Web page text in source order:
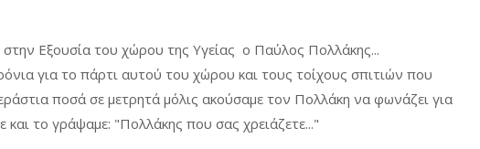
Εξουσία του χώρου της Υγείας ο Παύλος Πολλάκης...
για το πάρτι αυτού του χώρου και τους τοίχους σπιτιών που
ποσά σε μετρητά μόλις ακούσαμε τον Πολλάκη να φωνάζει για
το γράψαμε: "Πολλάκης που σας χρειάζετε..."